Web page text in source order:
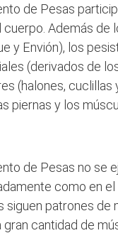
de Pesas
Además de
y Envión), los
(derivados de
(halones, cuclillas
piernas y los
de Pesas no se
como en
siguen patrones de
gran cantidad de